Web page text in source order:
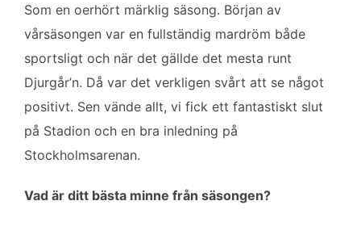
Som en oerhört märklig säsong. Början av
vårsäsongen var en fullständig mardröm både
sportsligt och när det gällde det mesta runt
Djurgår’n. Då var det verkligen svårt att se något
positivt. Sen vände allt, vi fick ett fantastiskt slut
på Stadion och en bra inledning på
Stockholmsarenan.
Vad är ditt bästa minne från säsongen?